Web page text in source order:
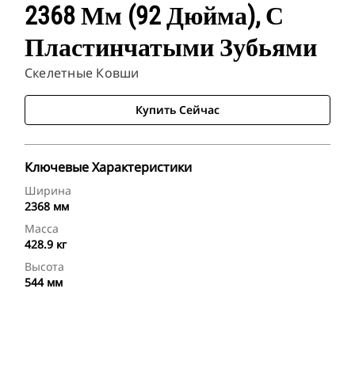
2368 Мм (92 Дюйма), С
Пластинчатыми Зубьями
Скелетные Ковши
Купить Сейчас
Ключевые Характеристики
Ширина
2368 мм
Масса
428.9 кг
Высота
544 мм